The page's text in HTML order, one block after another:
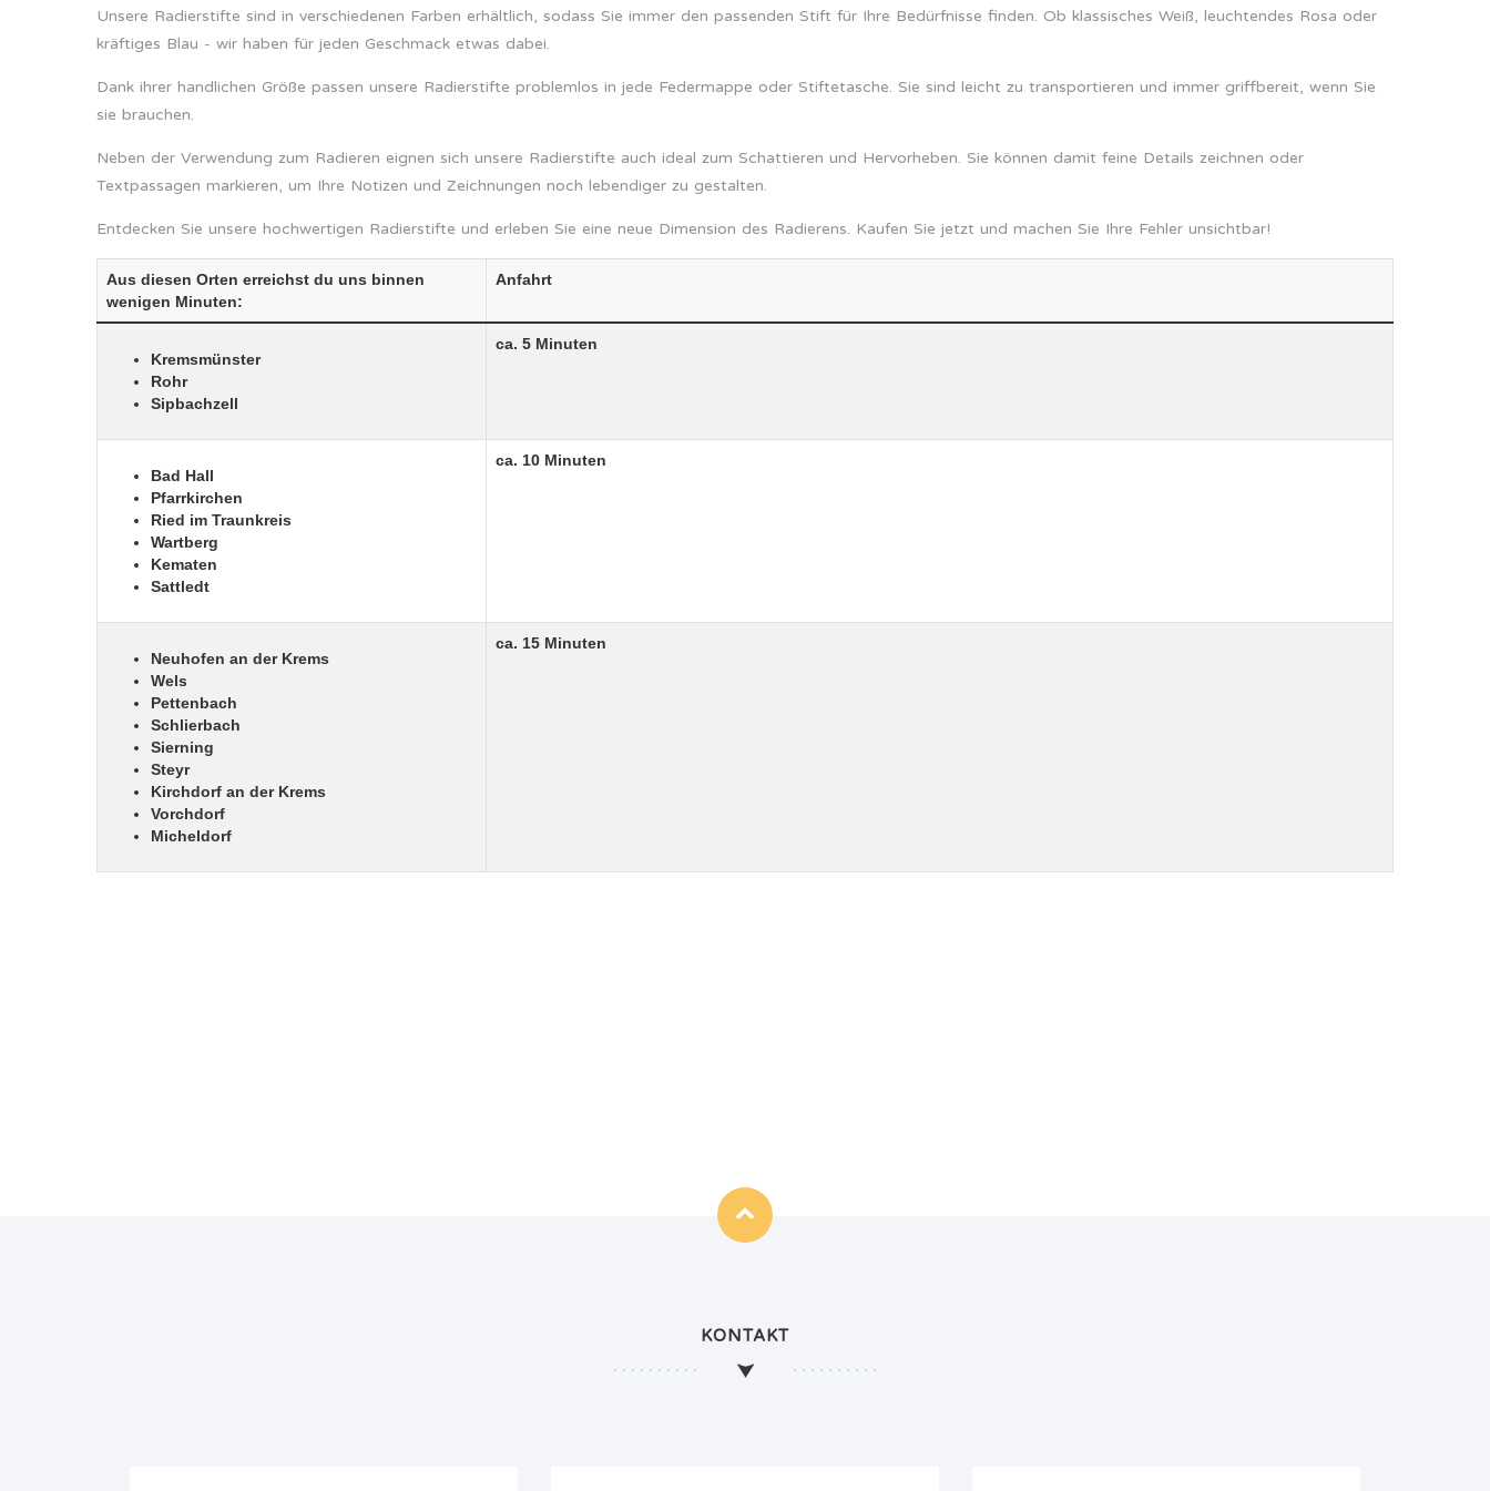
Unsere Radierstifte sind in verschiedenen Farben erhältlich, sodass Sie immer den passenden Stift für Ihre Bedürfnisse finden. Ob klassisches Weiß, leuchtendes Rosa oder
kräftiges Blau - wir haben für jeden Geschmack etwas dabei.
Dank ihrer handlichen Größe passen unsere Radierstifte problemlos in jede Federmappe oder Stiftetasche. Sie sind leicht zu transportieren und immer griffbereit, wenn Sie
sie brauchen.
Neben der Verwendung zum Radieren eignen sich unsere Radierstifte auch ideal zum Schattieren und Hervorheben. Sie können damit feine Details zeichnen oder
Textpassagen markieren, um Ihre Notizen und Zeichnungen noch lebendiger zu gestalten.
Entdecken Sie unsere hochwertigen Radierstifte und erleben Sie eine neue Dimension des Radierens. Kaufen Sie jetzt und machen Sie Ihre Fehler unsichtbar!
Aus diesen Orten erreichst du uns binnen
wenigen Minuten:
Anfahrt
Kremsmünster
Rohr
Sipbachzell
ca. 5 Minuten
Bad Hall
Pfarrkirchen
Ried im Traunkreis
Wartberg
Kematen
Sattledt
ca. 10 Minuten
Neuhofen an der Krems
Wels
Pettenbach
Schlierbach
Sierning
Steyr
Kirchdorf an der Krems
Vorchdorf
Micheldorf
ca. 15 Minuten
KONTAKT